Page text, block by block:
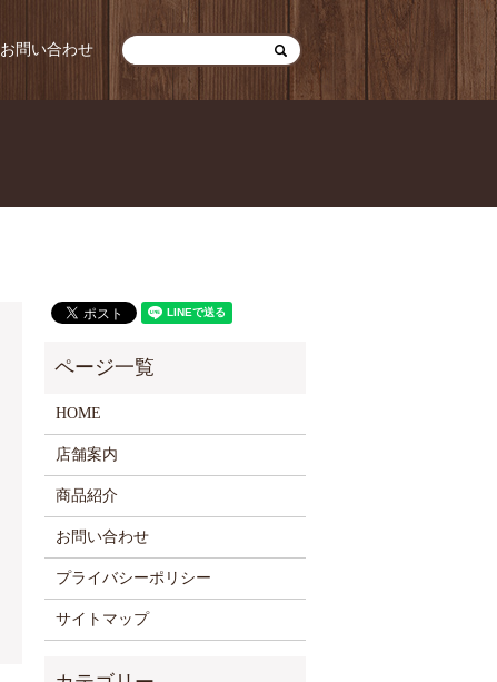
お問い合わせ
HOME
店舗案内
商品紹介
お問い合わせ
プライバシーポリシー
サイトマップ